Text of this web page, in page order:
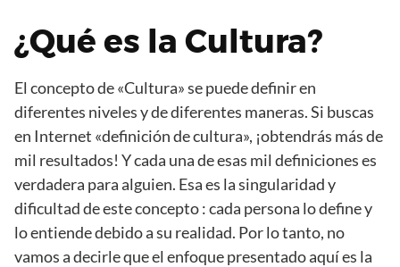
¿Qué es la Cultura?
El concepto de «Cultura» se puede definir en
diferentes niveles y de diferentes maneras. Si buscas
en Internet «definición de cultura», ¡obtendrás más de
mil resultados! Y cada una de esas mil definiciones es
verdadera para alguien. Esa es la singularidad y
dificultad de este concepto : cada persona lo define y
lo entiende debido a su realidad. Por lo tanto, no
vamos a decirle que el enfoque presentado aquí es la